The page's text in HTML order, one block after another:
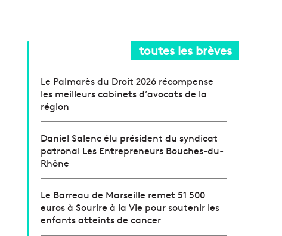
toutes les brèves
Le Palmarès du Droit 2026 récompense
les meilleurs cabinets d’avocats de la
région
Daniel Salenc élu président du syndicat
patronal Les Entrepreneurs Bouches-du-
Rhône
Le Barreau de Marseille remet 51 500
euros à Sourire à la Vie pour soutenir les
enfants atteints de cancer